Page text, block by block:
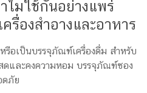
ไมใช้กันอย่างแพร่
องสำอางและอาหาร
รือเป็นบรรจุภัณฑ์เครื่องดื่ม สำหรับ
ดและคงความหอม บรรจุภัณฑ์ซอง
ภัย